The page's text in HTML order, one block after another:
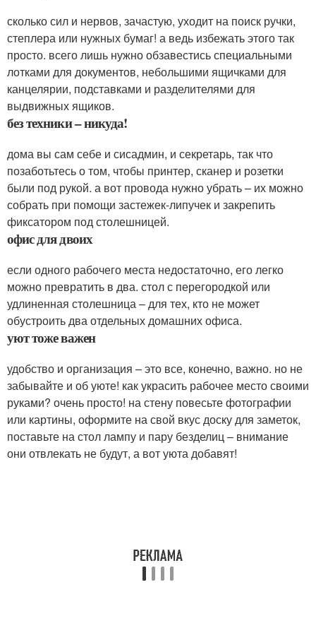
сколько сил и нервов, зачастую, уходит на поиск ручки,
степлера или нужных бумаг! а ведь избежать этого так
просто. всего лишь нужно обзавестись специальными
лотками для документов, небольшими ящичками для
канцелярии, подставками и разделителями для
выдвижных ящиков.
без техники – никуда!
дома вы сам себе и сисадмин, и секретарь, так что
позаботьтесь о том, чтобы принтер, сканер и розетки
были под рукой. а вот провода нужно убрать – их можно
собрать при помощи застежек-липучек и закрепить
фиксатором под столешницей.
офис для двоих
если одного рабочего места недостаточно, его легко
можно превратить в два. стол с перегородкой или
удлиненная столешница – для тех, кто не может
обустроить два отдельных домашних офиса.
уют тоже важен
удобство и организация – это все, конечно, важно. но не
забывайте и об уюте! как украсить рабочее место своими
руками? очень просто! на стену повесьте фотографии
или картины, оформите на свой вкус доску для заметок,
поставьте на стол лампу и пару безделиц – внимание
они отвлекать не будут, а вот уюта добавят!